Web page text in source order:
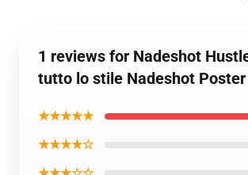
1 reviews for Nadeshot
tutto lo stile Nadeshot Poster
★★★★★
★★★★☆